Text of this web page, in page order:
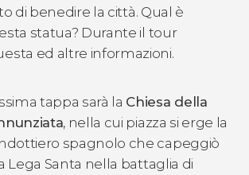
di benedire la città. Qual è
statua? Durante il tour
ed altre informazioni.
tappa sarà la Chiesa della
, nella cui piazza si erge la
spagnolo che capeggiò
Lega Santa nella battaglia di